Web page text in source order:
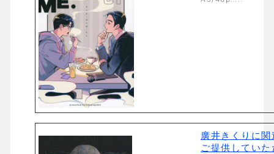
廣井きくりに
ご提供してい